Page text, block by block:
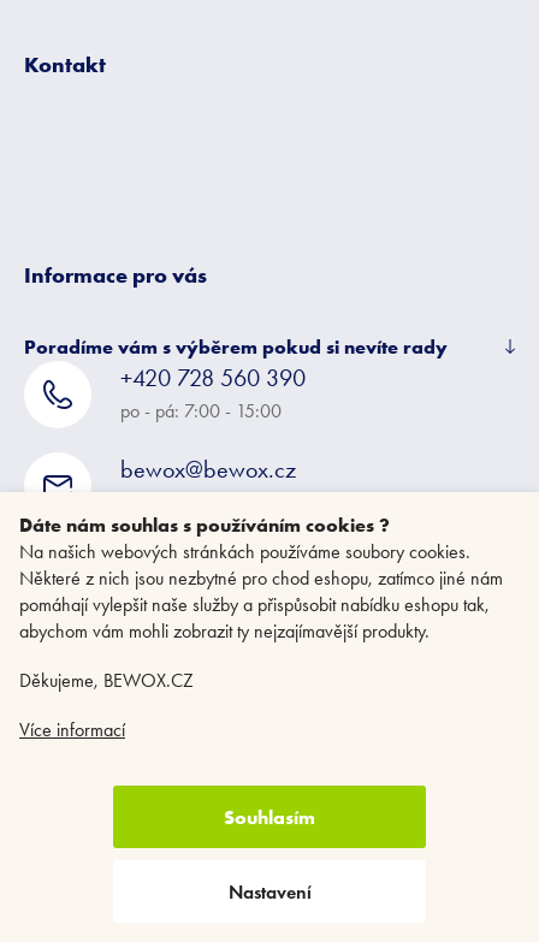
Dáte nám souhlas s používáním cookies ?
Na našich webových stránkách používáme soubory cookies.
Některé z nich jsou nezbytné pro chod eshopu, zatímco jiné nám
pomáhají vylepšit naše služby a přispůsobit nabídku eshopu tak,
abychom vám mohli zobrazit ty nejzajímavější produkty.
Děkujeme, BEWOX.CZ
Více informací
Souhlasím
Nastavení
Kontakt
Informace pro vás
Poradíme vám s výběrem pokud si nevíte rady
+420 728 560 390
po - pá: 7:00 - 15:00
bewox@bewox.cz